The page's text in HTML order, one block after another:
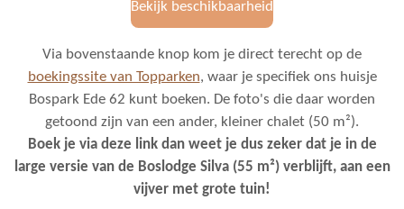
Bekijk beschikbaarheid
Via bovenstaande knop kom je direct terecht op de
boekingssite van Topparken, waar je specifiek ons huisje
Bospark Ede 62 kunt boeken. De foto's die daar worden
getoond zijn van een ander, kleiner chalet (50 m²).
Boek je via deze link dan weet je dus zeker dat je in de
large versie van de Boslodge Silva (55 m²) verblijft, aan een
vijver met grote tuin!